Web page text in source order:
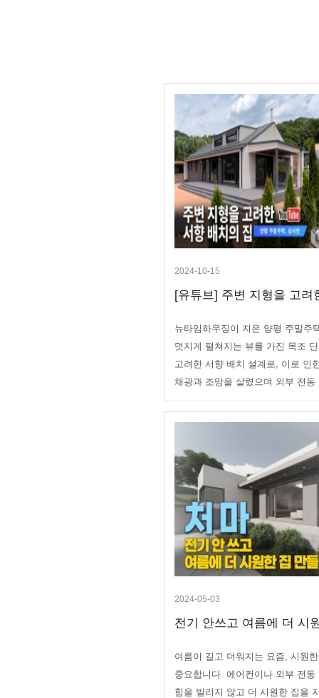
2024-10-15
[유튜브] 주변 지형을 고려
뉴타임하우징이 지은 양평 주말주
멋지게 펼쳐지는 뷰를 가진 목조
고려한 서향 배치 설계로, 이로 인
채광과 조망을 살렸으며 외부 전
2024-05-03
전기 안쓰고 여름에 더 시
여름이 길고 더워지는 요즘, 시원
중요합니다. 에어컨이나 외부 전
힘을 빌리지 않고 더 시원한 집을